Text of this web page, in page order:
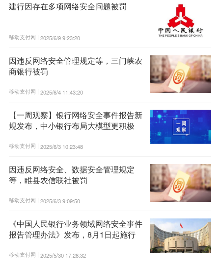
建行因存在多项网络安全问题被罚
移动支付网 | 2025/6/9 9:23:20
因违反网络安全管理规定等，三门峡农
商银行被罚
移动支付网 | 2025/6/4 11:43:20
【一周观察】银行网络安全事件报告新
规发布，中小银行布局大模型更积极
移动支付网 | 2025/6/3 10:23:48
因违反网络安全、数据安全管理规定
等，睢县农信联社被罚
移动支付网 | 2025/6/3 9:09:50
《中国人民银行业务领域网络安全事件
报告管理办法》发布，8月1日起施行
移动支付网 | 2025/5/30 17:28:32